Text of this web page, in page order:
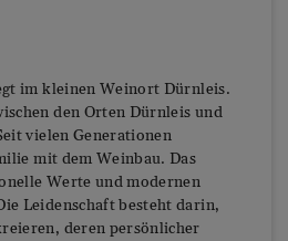
im kleinen Weinort Dürnleis.
den Orten Dürnleis und
vielen Generationen
mit dem Weinbau. Das
Werte und modernen
Leidenschaft besteht darin,
deren persönlicher